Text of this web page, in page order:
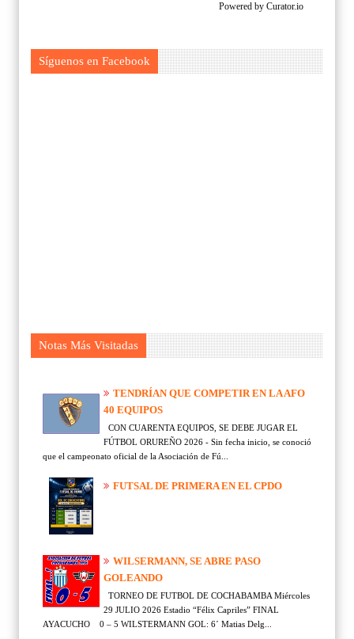
Powered by Curator.io
Síguenos en Facebook
Notas Más Visitadas
TENDRÍAN QUE COMPETIR EN LA AFO
40 EQUIPOS
CON CUARENTA EQUIPOS, SE DEBE JUGAR EL
FÚTBOL ORUREÑO 2026 - Sin fecha inicio, se conoció
que el campeonato oficial de la Asociación de Fú...
FUTSAL DE PRIMERA EN EL CPDO
WILSERMANN, SE ABRE PASO
GOLEANDO
TORNEO DE FUTBOL DE COCHABAMBA Miércoles
29 JULIO 2026 Estadio “Félix Capriles” FINAL
AYACUCHO 0 – 5 WILSTERMANN GOL: 6´ Matias Delg...